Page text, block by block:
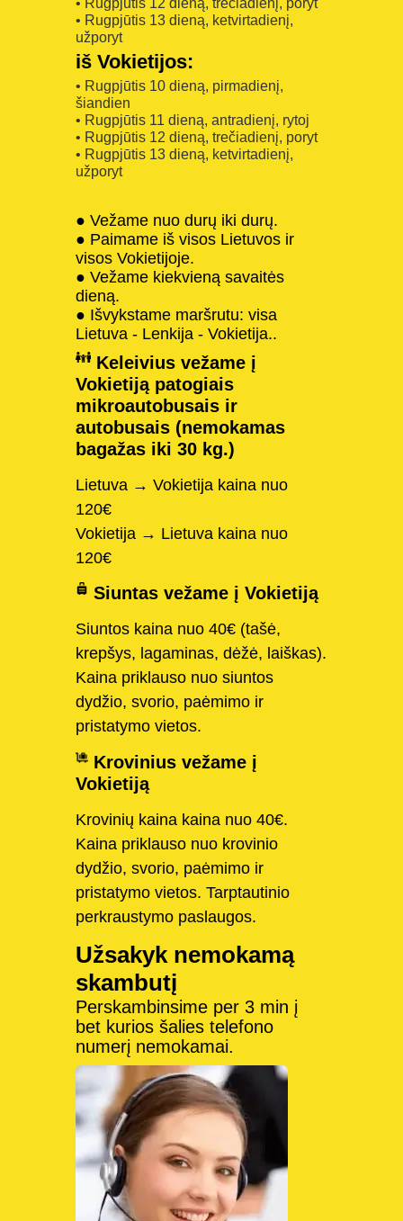
• Rugpjūtis 13 dieną, ketvirtadienį,
užporyt
iš Vokietijos:
• Rugpjūtis 10 dieną, pirmadienį,
šiandien
• Rugpjūtis 11 dieną, antradienį, rytoj
• Rugpjūtis 12 dieną, trečiadienį, poryt
• Rugpjūtis 13 dieną, ketvirtadienį,
užporyt
● Vežame nuo durų iki durų.
● Paimame iš visos Lietuvos ir
visos Vokietijoje.
● Vežame kiekvieną savaitės
dieną.
● Išvykstame maršrutu: visa
Lietuva - Lenkija - Vokietija..
Keleivius vežame į
Vokietiją patogiais
mikroautobusais ir
autobusais (nemokamas
bagažas iki 30 kg.)
Lietuva → Vokietija kaina nuo
120€
Vokietija → Lietuva kaina nuo
120€
Siuntas vežame į Vokietiją
Siuntos kaina nuo 40€ (tašė,
krepšys, lagaminas, dėžė, laiškas).
Kaina priklauso nuo siuntos
dydžio, svorio, paėmimo ir
pristatymo vietos.
Krovinius vežame į
Vokietiją
Krovinių kaina kaina nuo 40€.
Kaina priklauso nuo krovinio
dydžio, svorio, paėmimo ir
pristatymo vietos. Tarptautinio
perkraustymo paslaugos.
Užsakyk nemokamą
skambutį
Perskambinsime per 3 min į
bet kurios šalies telefono
numerį nemokamai.